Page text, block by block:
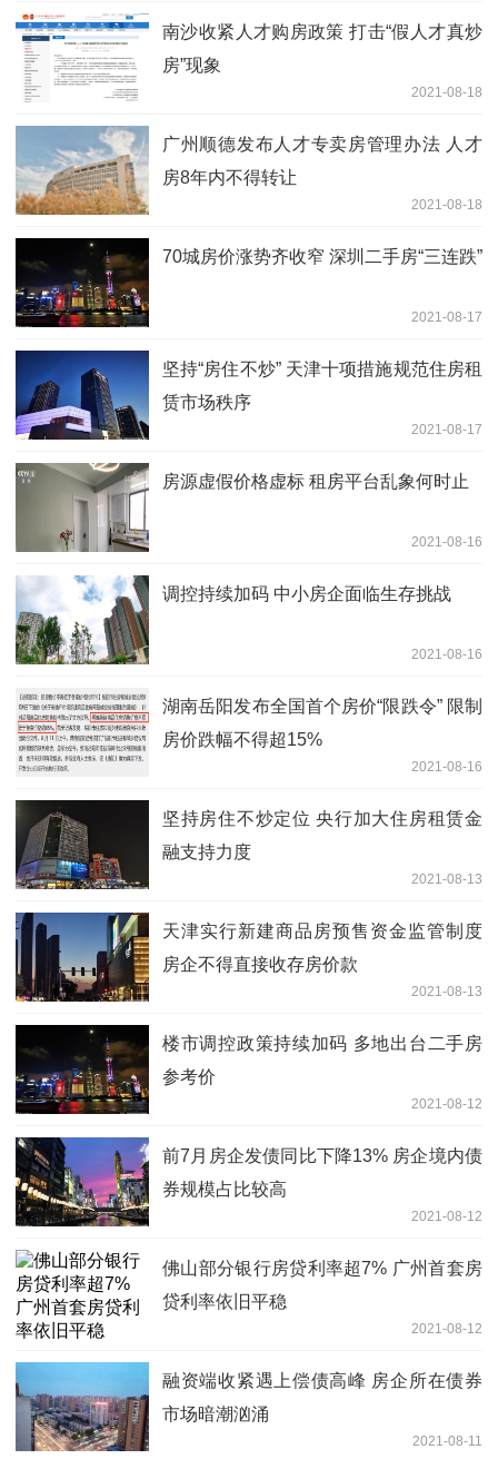
南沙收紧人才购房政策 打击“假人才真炒
房”现象
2021-08-18
广州顺德发布人才专卖房管理办法 人才
房8年内不得转让
2021-08-18
70城房价涨势齐收窄 深圳二手房“三连跌”
2021-08-17
坚持“房住不炒” 天津十项措施规范住房租
赁市场秩序
2021-08-17
房源虚假价格虚标 租房平台乱象何时止
2021-08-16
调控持续加码 中小房企面临生存挑战
2021-08-16
湖南岳阳发布全国首个房价“限跌令” 限制
房价跌幅不得超15%
2021-08-16
坚持房住不炒定位 央行加大住房租赁金
融支持力度
2021-08-13
天津实行新建商品房预售资金监管制度
房企不得直接收存房价款
2021-08-13
楼市调控政策持续加码 多地出台二手房
参考价
2021-08-12
前7月房企发债同比下降13% 房企境内债
券规模占比较高
2021-08-12
佛山部分银行房贷利率超7% 广州首套房
贷利率依旧平稳
2021-08-12
融资端收紧遇上偿债高峰 房企所在债券
市场暗潮汹涌
2021-08-11